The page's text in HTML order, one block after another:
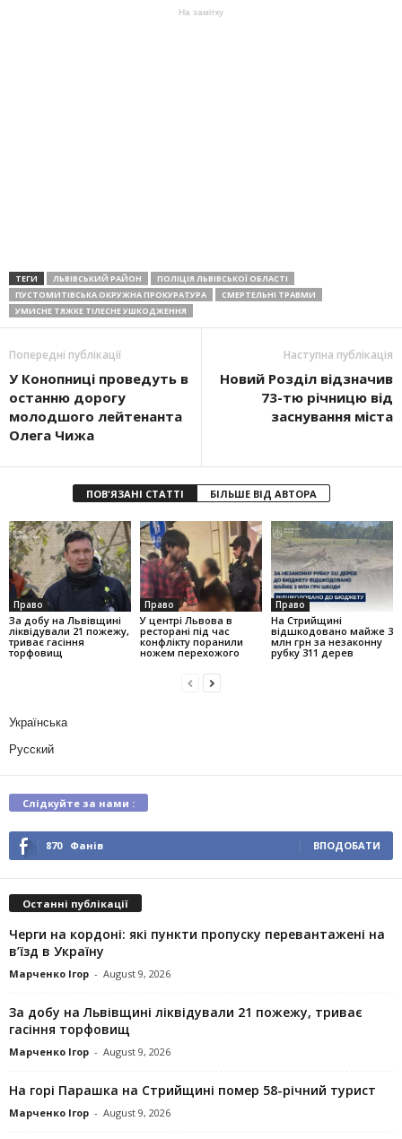
На замітку
ТЕГИ ЛЬВІВСЬКИЙ РАЙОН
ПОЛІЦІЯ ЛЬВІВСЬКОЇ ОБЛАСТІ
ПУСТОМИТІВСЬКА ОКРУЖНА ПРОКУРАТУРА
СМЕРТЕЛЬНІ ТРАВМИ
УМИСНЕ ТЯЖКЕ ТІЛЕСНЕ УШКОДЖЕННЯ
Попередні публікації
У Конопниці проведуть в
останню дорогу
молодшого лейтенанта
Олега Чижа
Наступна публікація
Новий Розділ відзначив
73-тю річницю від
заснування міста
ПОВ'ЯЗАНІ СТАТТІ БІЛЬШЕ ВІД АВТОРА
Право
За добу на Львівщині
ліквідували 21 пожежу,
триває гасіння
торфовищ
Право
У центрі Львова в
ресторані під час
конфлікту поранили
ножем перехожого
Право
На Стрийщині
відшкодовано майже 3
млн грн за незаконну
рубку 311 дерев
Українська
Русский
Слідкуйте за нами :
870 Фанів ВПОДОБАТИ
Останні публікації
Черги на кордоні: які пункти пропуску перевантажені на
в’їзд в Україну
Марченко Ігор - August 9, 2026
За добу на Львівщині ліквідували 21 пожежу, триває
гасіння торфовищ
Марченко Ігор - August 9, 2026
На горі Парашка на Стрийщині помер 58-річний турист
Марченко Ігор - August 9, 2026